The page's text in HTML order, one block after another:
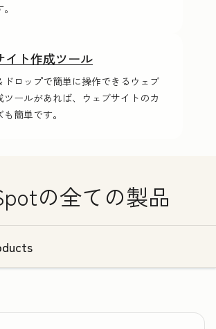
イト作成ツール
ドロップで簡単に操作できるウェブ
ツールがあれば、ウェブサイトのカ
簡単です。
の全ての製品